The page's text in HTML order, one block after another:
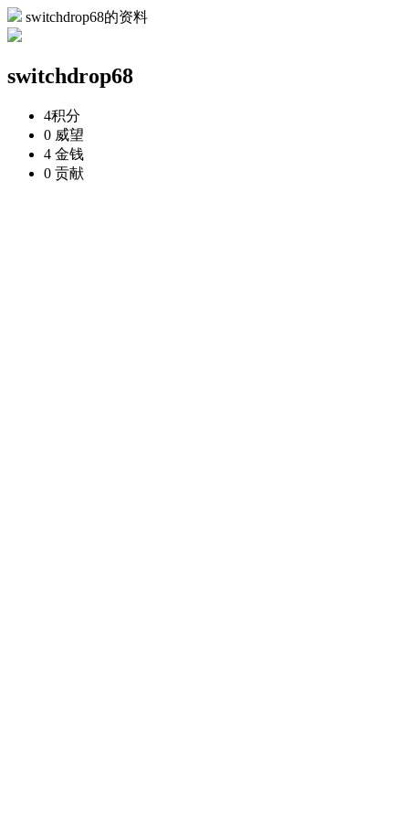
switchdrop68的资料
switchdrop68
4积分
0 威望
4 金钱
0 贡献